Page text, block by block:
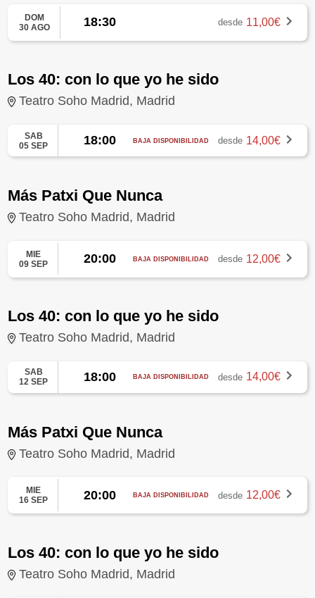
DOM
30 AGO
18:30 desde 11,00€
Los 40: con lo que yo he sido
Teatro Soho Madrid, Madrid
SAB
05 SEP
18:00 BAJA DISPONIBILIDAD desde 14,00€
Más Patxi Que Nunca
Teatro Soho Madrid, Madrid
MIE
09 SEP
20:00 BAJA DISPONIBILIDAD desde 12,00€
Los 40: con lo que yo he sido
Teatro Soho Madrid, Madrid
SAB
12 SEP
18:00 BAJA DISPONIBILIDAD desde 14,00€
Más Patxi Que Nunca
Teatro Soho Madrid, Madrid
MIE
16 SEP
20:00 BAJA DISPONIBILIDAD desde 12,00€
Los 40: con lo que yo he sido
Teatro Soho Madrid, Madrid